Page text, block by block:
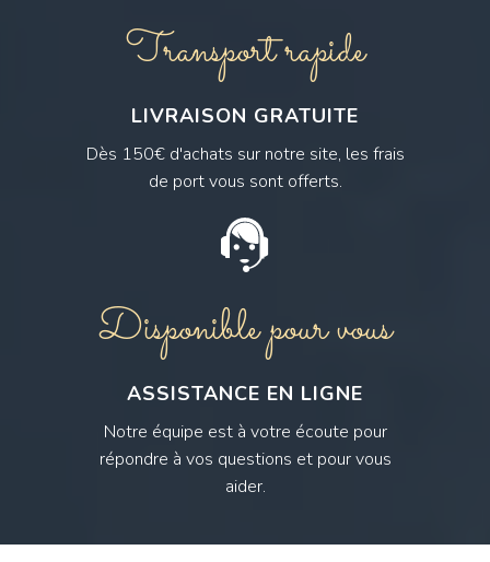
Transport rapide
LIVRAISON GRATUITE
Dès 150€ d'achats sur notre site, les frais
de port vous sont offerts.
Disponible pour vous
ASSISTANCE EN LIGNE
Notre équipe est à votre écoute pour
répondre à vos questions et pour vous
aider.